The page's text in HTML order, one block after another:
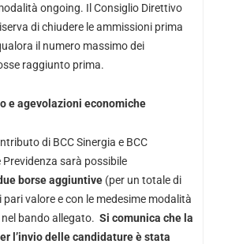
ongoing. Il Consiglio Direttivo
di chiudere le ammissioni prima
il numero massimo dei
raggiunto prima.
e agevolazioni economiche
di BCC Sinergia e BCC
Previdenza sarà possibile
borse aggiuntive (per un totale di
pari valore e con le medesime modalità
bando allegato. Si comunica che la
l’invio delle candidature è stata